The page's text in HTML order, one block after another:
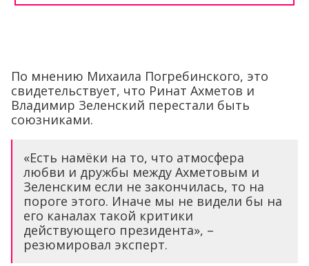
По мнению Михаила Погребинского, это
свидетельствует, что Ринат Ахметов и
Владимир Зеленский перестали быть
союзниками.
«Есть намёки на то, что атмосфера
любви и дружбы между Ахметовым и
Зеленским если не закончилась, то на
пороге этого. Иначе мы не видели бы на
его каналах такой критики
действующего президента», –
резюмировал эксперт.